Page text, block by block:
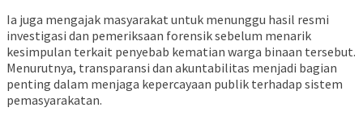
Ia juga mengajak masyarakat untuk menunggu hasil resmi
investigasi dan pemeriksaan forensik sebelum menarik
kesimpulan terkait penyebab kematian warga binaan tersebut.
Menurutnya, transparansi dan akuntabilitas menjadi bagian
penting dalam menjaga kepercayaan publik terhadap sistem
pemasyarakatan.